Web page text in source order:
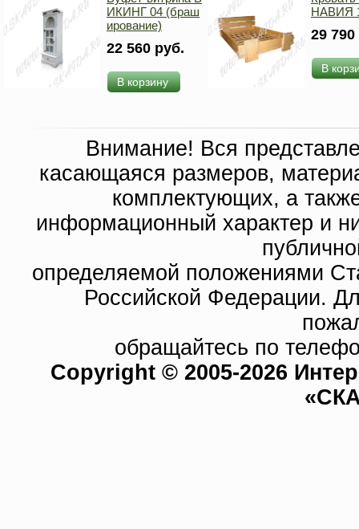
ИКИНГ 04 (браш
ирование)
22 560 руб.
В корзину
НАВИЯ
29
В
Внимание! Вся
касающаяся размеров,
комплектующих, а
информационный характер и
определяемой положениями
Российской Федерации.
обращайтесь по
Copyright © 2005-2026